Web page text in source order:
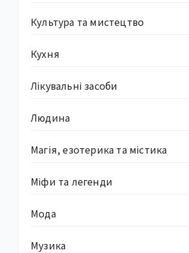
Культура та мистецтво
Кухня
Лікувальні засоби
Людина
Магія, езотерика та містика
Міфи та легенди
Мода
Музика